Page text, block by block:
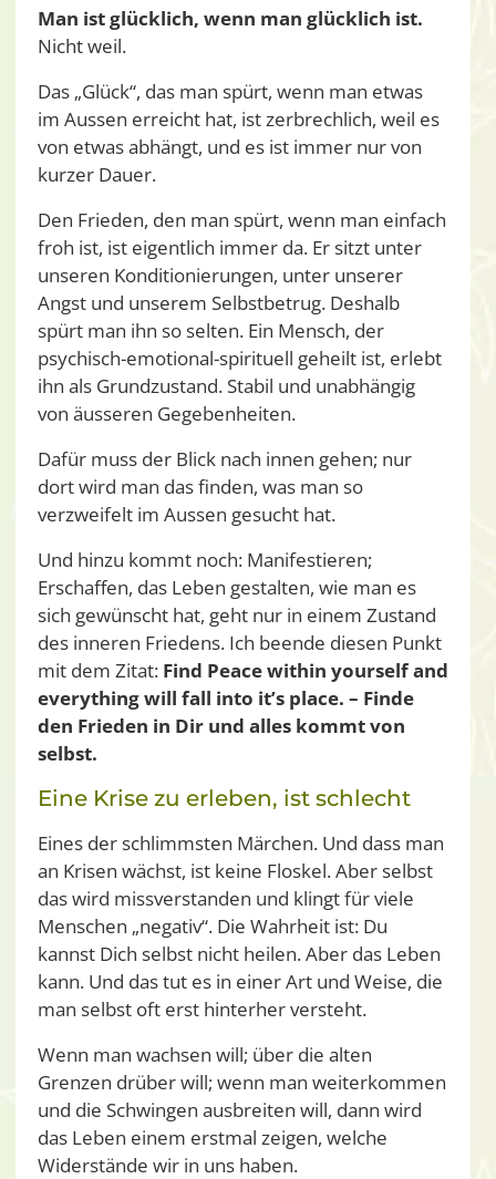
Man ist glücklich, wenn man glücklich ist.
Nicht weil.
Das „Glück“, das man spürt, wenn man etwas
im Aussen erreicht hat, ist zerbrechlich, weil es
von etwas abhängt, und es ist immer nur von
kurzer Dauer.
Den Frieden, den man spürt, wenn man einfach
froh ist, ist eigentlich immer da. Er sitzt unter
unseren Konditionierungen, unter unserer
Angst und unserem Selbstbetrug. Deshalb
spürt man ihn so selten. Ein Mensch, der
psychisch-emotional-spirituell geheilt ist, erlebt
ihn als Grundzustand. Stabil und unabhängig
von äusseren Gegebenheiten.
Dafür muss der Blick nach innen gehen; nur
dort wird man das finden, was man so
verzweifelt im Aussen gesucht hat.
Und hinzu kommt noch: Manifestieren;
Erschaffen, das Leben gestalten, wie man es
sich gewünscht hat, geht nur in einem Zustand
des inneren Friedens. Ich beende diesen Punkt
mit dem Zitat: Find Peace within yourself and
everything will fall into it’s place. – Finde
den Frieden in Dir und alles kommt von
selbst.
Eine Krise zu erleben, ist schlecht
Eines der schlimmsten Märchen. Und dass man
an Krisen wächst, ist keine Floskel. Aber selbst
das wird missverstanden und klingt für viele
Menschen „negativ“. Die Wahrheit ist: Du
kannst Dich selbst nicht heilen. Aber das Leben
kann. Und das tut es in einer Art und Weise, die
man selbst oft erst hinterher versteht.
Wenn man wachsen will; über die alten
Grenzen drüber will; wenn man weiterkommen
und die Schwingen ausbreiten will, dann wird
das Leben einem erstmal zeigen, welche
Widerstände wir in uns haben.